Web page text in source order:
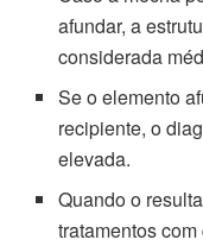
afundar, a
considerada
Se o elemento
recipiente, o
elevada.
Quando o
tratamentos